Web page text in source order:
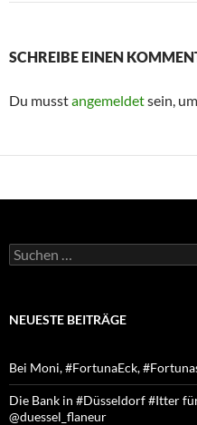
SCHREIBE EINEN
Du musstangemeldetsein,
Suchen
nach:
NEUESTE BEITRÄGE
Bei Moni, #FortunaEck,
Die Bank in #Düsseldorf #Itter
@duessel_flaneur